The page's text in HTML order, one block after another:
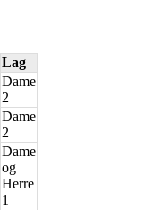
Lag
Dame
2
Dame
2
Dame
og
Herre
1